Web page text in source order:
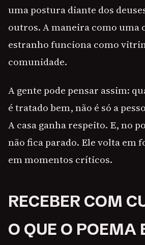
uma postura diante dos
outros. A maneira como uma
estranho funciona como
comunidade.
A gente pode pensar assim:
é tratado bem, não é só a
A casa ganha respeito. E, no
não fica parado. Ele volta em
em momentos críticos.
RECEBER COM
O QUE O POEMA